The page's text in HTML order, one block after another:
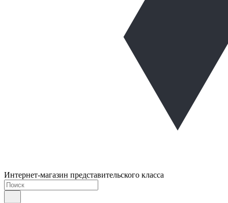
Интернет-магазин представительского класса